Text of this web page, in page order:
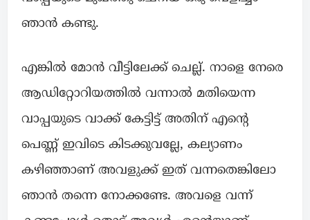
ഞാൻ കണ്ടു.
എങ്കിൽ മോൻ വീട്ടിലേക്ക് ചെല്ല്. നാളെ നേരെ
ആഡിറ്റോറിയത്തിൽ വന്നാൽ മതിയെന്ന
വാപ്പയുടെ വാക്ക് കേട്ടിട്ട് അതിന് എന്റെ
പെണ്ണ് ഇവിടെ കിടക്കുവല്ലേ, കല്യാണം
കഴിഞ്ഞാണ് അവളുക്ക് ഇത് വന്നതെങ്കിലോ
ഞാൻ തന്നെ നോക്കണ്ടേ. അവളെ വന്ന്